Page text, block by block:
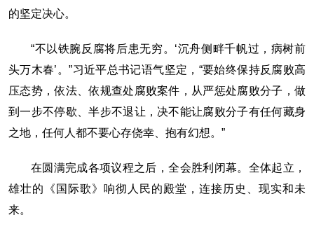
的坚定决心。
“不以铁腕反腐将后患无穷。‘沉舟侧畔千帆过，病树前
头万木春’。”习近平总书记语气坚定，“要始终保持反腐败高
压态势，依法、依规查处腐败案件，从严惩处腐败分子，做
到一步不停歇、半步不退让，决不能让腐败分子有任何藏身
之地，任何人都不要心存侥幸、抱有幻想。”
在圆满完成各项议程之后，全会胜利闭幕。全体起立，
雄壮的《国际歌》响彻人民的殿堂，连接历史、现实和未
来。